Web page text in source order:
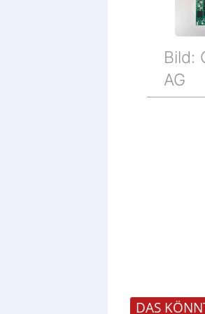
Bild:
AG
DAS